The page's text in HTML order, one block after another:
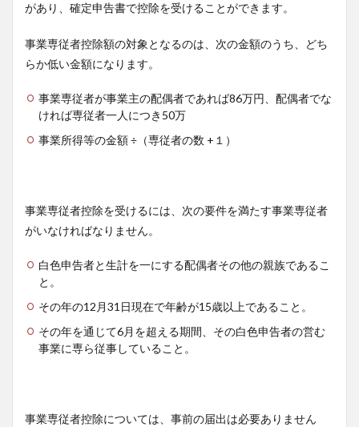
があり、確定申告書で控除を受けることができます。
事業専従者控除額の対象となるのは、次の金額のうち、どち
らか低い金額になります。
事業専従者が事業主の配偶者であれば86万円、配偶者でな
ければ専従者一人につき50万
事業所得等の金額 ÷（専従者の数 +１）
事業専従者控除を受けるには、次の要件を満たす事業専従者
がいなければなりません。
白色申告者と生計を一にする配偶者その他の親族であるこ
と。
その年の12月31日現在で年齢が15歳以上であること。
その年を通じて6月を超える期間、その白色申告者の営む
事業に専ら従事していること。
事業専従者控除については、事前の届出は必要ありません